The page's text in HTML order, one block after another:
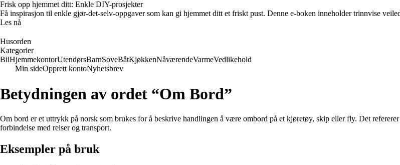
Frisk opp hjemmet ditt: Enkle DIY-prosjekter
Få inspirasjon til enkle gjør-det-selv-oppgaver som kan gi hjemmet ditt et friskt pust. Denne e-boken inneholder trinnvise
Les nå
Husorden
Kategorier
BilHjemmekontorUtendørsBarnSoveBåtKjøkkenNåværendeVarmeVedlikehold
Min sideOpprett kontoNyhetsbrev
Betydningen av ordet “Om Bord”
Om bord er et uttrykk på norsk som brukes for å beskrive handlingen å være ombord på et kjøretøy, skip eller fly. Det
forbindelse med reiser og transport.
Eksempler på bruk